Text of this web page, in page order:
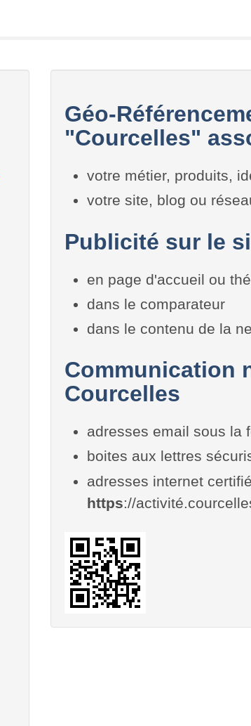
Géo-
"Courcelles"
votre métier, produits,
votre site, blog ou
Publicité sur le
en page d'accueil ou
dans le comparateur
dans le contenu de la
Communication
Courcelles
adresses email sous la
boites aux lettres
adresses internet
https://